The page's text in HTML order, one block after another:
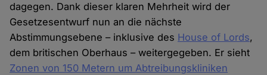
dagegen. Dank dieser klaren Mehrheit wird der
Gesetzesentwurf nun an die nächste
Abstimmungsebene – inklusive des House of Lords,
dem britischen Oberhaus – weitergegeben. Er sieht
Zonen von 150 Metern um Abtreibungskliniken